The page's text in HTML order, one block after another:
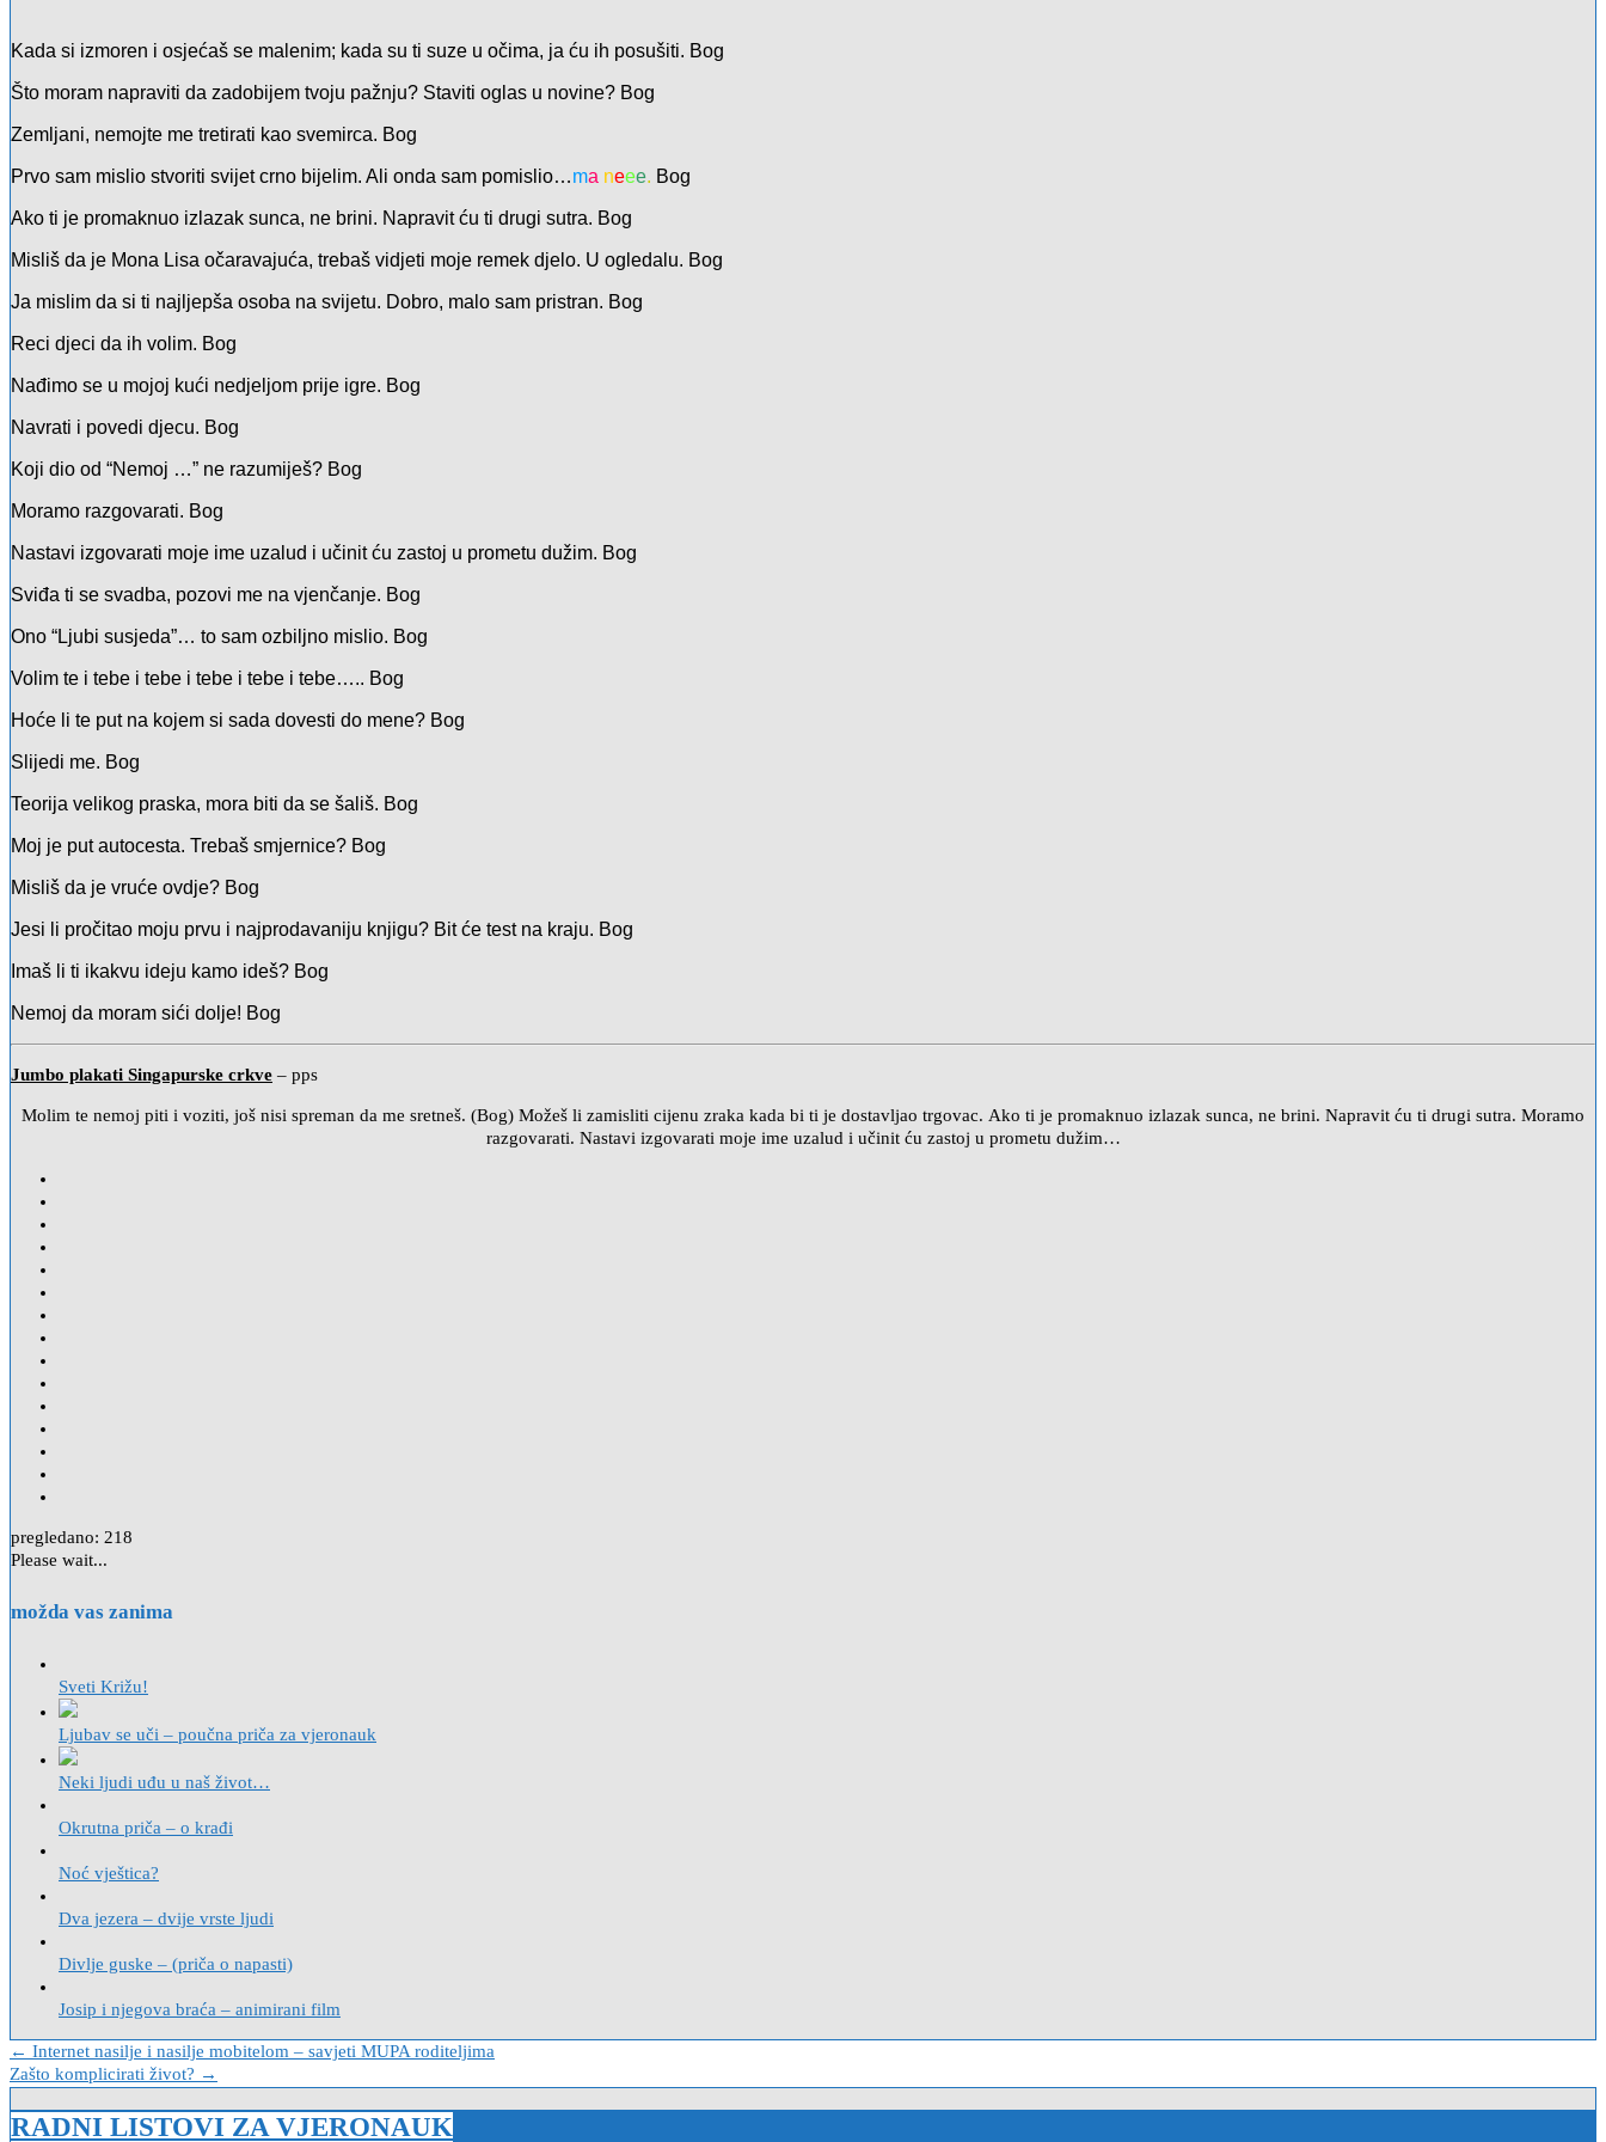
Kada si izmoren i osjećaš se malenim; kada su ti suze u očima, ja ću ih posušiti. Bog
Što moram napraviti da zadobijem tvoju pažnju? Staviti oglas u novine? Bog
Zemljani, nemojte me tretirati kao svemirca. Bog
Prvo sam mislio stvoriti svijet crno bijelim. Ali onda sam pomislio…ma neee. Bog
Ako ti je promaknuo izlazak sunca, ne brini. Napravit ću ti drugi sutra. Bog
Misliš da je Mona Lisa očaravajuća, trebaš vidjeti moje remek djelo. U ogledalu. Bog
Ja mislim da si ti najljepša osoba na svijetu. Dobro, malo sam pristran. Bog
Reci djeci da ih volim. Bog
Nađimo se u mojoj kući nedjeljom prije igre. Bog
Navrati i povedi djecu. Bog
Koji dio od “Nemoj …” ne razumiješ? Bog
Moramo razgovarati. Bog
Nastavi izgovarati moje ime uzalud i učinit ću zastoj u prometu dužim. Bog
Sviđa ti se svadba, pozovi me na vjenčanje. Bog
Ono “Ljubi susjeda”… to sam ozbiljno mislio. Bog
Volim te i tebe i tebe i tebe i tebe i tebe….. Bog
Hoće li te put na kojem si sada dovesti do mene? Bog
Slijedi me. Bog
Teorija velikog praska, mora biti da se šališ. Bog
Moj je put autocesta. Trebaš smjernice? Bog
Misliš da je vruće ovdje? Bog
Jesi li pročitao moju prvu i najprodavaniju knjigu? Bit će test na kraju. Bog
Imaš li ti ikakvu ideju kamo ideš? Bog
Nemoj da moram sići dolje! Bog
Jumbo plakati Singapurske crkve – pps
Molim te nemoj piti i voziti, još nisi spreman da me sretneš. (Bog) Možeš li zamisliti cijenu zraka kada bi ti je dostavljao trgovac. Ako ti je promaknuo izlazak sunca, ne brini. Napravit ću ti drugi sutra. Moramo
razgovarati. Nastavi izgovarati moje ime uzalud i učinit ću zastoj u prometu dužim…
pregledano: 218
Please wait...
možda vas zanima
Sveti Križu!
Ljubav se uči – poučna priča za vjeronauk
Neki ljudi uđu u naš život…
Okrutna priča – o krađi
Noć vještica?
Dva jezera – dvije vrste ljudi
Divlje guske – (priča o napasti)
Josip i njegova braća – animirani film
Navigacija
objava
← Internet nasilje i nasilje mobitelom – savjeti MUPA roditeljima
Zašto komplicirati život? →
RADNI LISTOVI ZA VJERONAUK